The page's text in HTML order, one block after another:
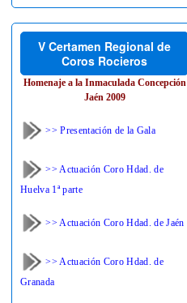
V Certamen Regional de
Coros Rocieros
Homenaje a la Inmaculada Concepción
Jaén 2009
>> Presentación de la Gala
>> Actuación Coro Hdad. de
Huelva 1ª parte
>> Actuación Coro Hdad. de Jaén
>> Actuación Coro Hdad. de
Granada